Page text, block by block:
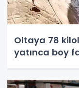
Oltaya 78
yatınca boy